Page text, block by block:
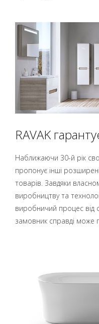
RAVAK
Наближаючи 30-й рік
пропонує інші розширені
товарів. Завдяки
виробництву та
виробничий процес від
замовник справді може